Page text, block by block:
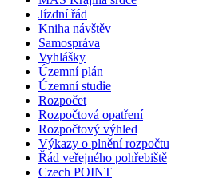
Jízdní řád
Kniha návštěv
Samospráva
Vyhlášky
Územní plán
Územní studie
Rozpočet
Rozpočtová opatření
Rozpočtový výhled
Výkazy o plnění rozpočtu
Řád veřejného pohřebiště
Czech POINT